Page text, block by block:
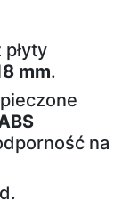
mm.
na